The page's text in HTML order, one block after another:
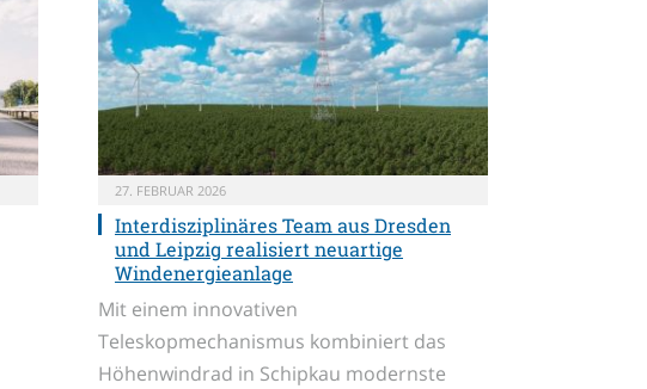
27. FEBRUAR 2026
Interdisziplinäres Team aus Dresden
und Leipzig realisiert neuartige
Windenergieanlage
Mit einem innovativen
Teleskopmechanismus kombiniert das
Höhenwindrad in Schipkau modernste